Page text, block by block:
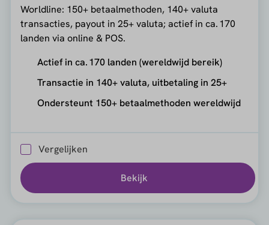
Worldline: 150+ betaalmethoden, 140+ valuta
transacties, payout in 25+ valuta; actief in ca. 170
landen via online & POS.
Actief in ca. 170 landen (wereldwijd bereik)
Transactie in 140+ valuta, uitbetaling in 25+
Ondersteunt 150+ betaalmethoden wereldwijd
Vergelijken
Bekijk